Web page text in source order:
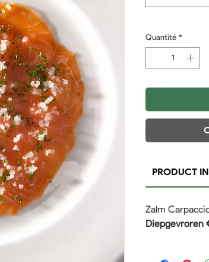
Quantité *
PRODUCT
Zalm
Diepgevroren